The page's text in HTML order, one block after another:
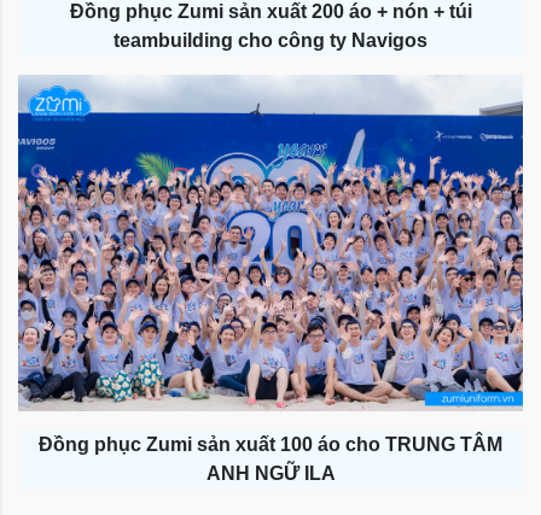
Đồng phục Zumi sản xuất 200 áo + nón + túi
teambuilding cho công ty Navigos
Đồng phục Zumi sản xuất 100 áo cho TRUNG TÂM
ANH NGỮ ILA